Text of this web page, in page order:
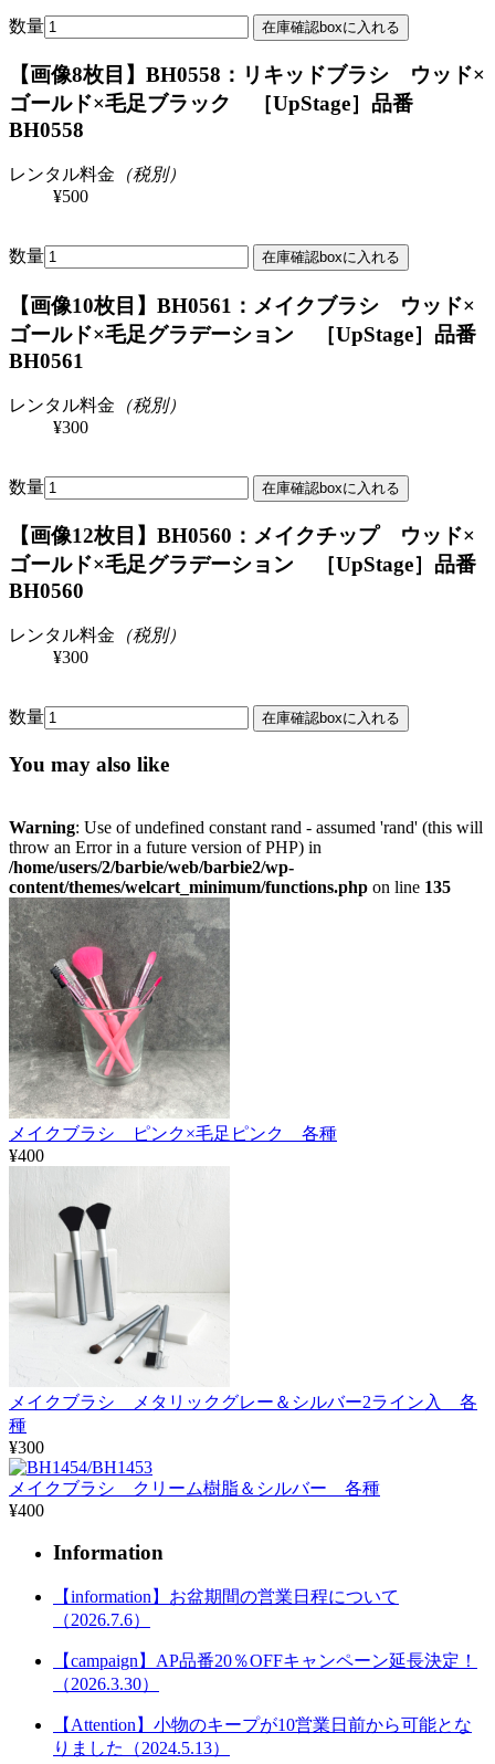
数量
【画像8枚目】BH0558：リキッドブラシ ウッド×
ゴールド×毛足ブラック ［UpStage］ 品番
BH0558
レンタル料金 （税別）
¥500
数量
【画像10枚目】BH0561：メイクブラシ ウッド×
ゴールド×毛足グラデーション ［UpStage］ 品番
BH0561
レンタル料金 （税別）
¥300
数量
【画像12枚目】BH0560：メイクチップ ウッド×
ゴールド×毛足グラデーション ［UpStage］ 品番
BH0560
レンタル料金 （税別）
¥300
数量
You may also like
Warning: Use of undefined constant rand - assumed 'rand' (this will
throw an Error in a future version of PHP) in
/home/users/2/barbie/web/barbie2/wp-
content/themes/welcart_minimum/functions.php on line 135
メイクブラシ ピンク×毛足ピンク 各種
¥400
メイクブラシ メタリックグレー＆シルバー2ライン入 各
種
¥300
メイクブラシ クリーム樹脂＆シルバー 各種
¥400
Information
【information】お盆期間の営業日程について
（2026.7.6）
【campaign】AP品番20％OFFキャンペーン延長決定！
（2026.3.30）
【Attention】小物のキープが10営業日前から可能とな
りました（2024.5.13）